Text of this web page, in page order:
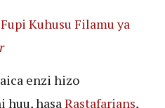
Kuhusu Filamu ya
enzi hizo
huu, hasaRastafarians,